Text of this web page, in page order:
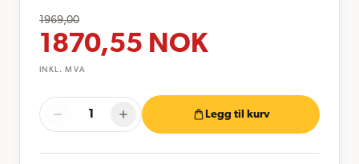
1969,00
1870,55 NOK
INKL. MVA
Legg til kurv